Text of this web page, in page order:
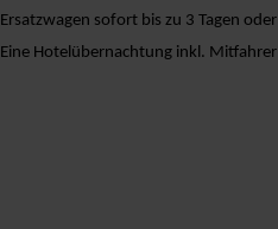
Ersatzwagen sofort bis zu 3 Tagen oder
Eine Hotelübernachtung inkl. Mitfahrer